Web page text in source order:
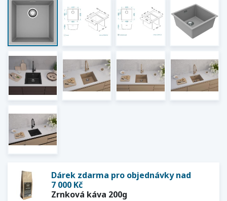
Dárek zdarma pro objednávky nad
7 000 Kč
Zrnková káva 200g